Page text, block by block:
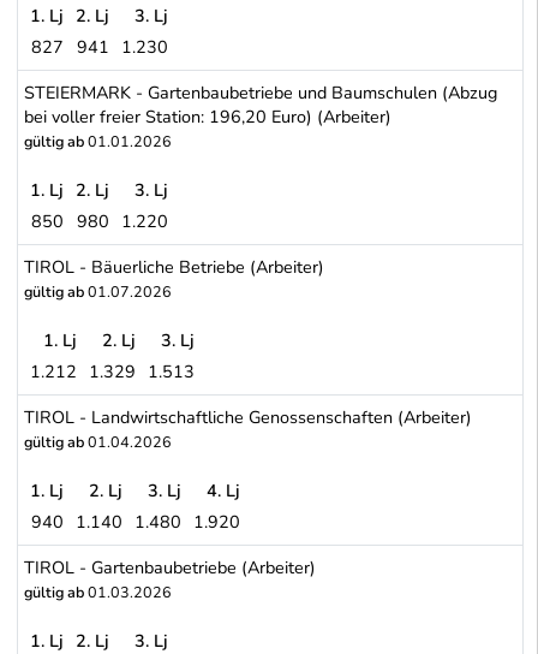
STEIERMARK - Landwirtschaftliche Gutsbetriebe und andere
1. Lj 2. Lj
3. Lj
827 941 1.230
STEIERMARK - Gartenbaubetriebe und Baumschulen (Abzug
bei voller freier Station: 196,20 Euro) (Arbeiter)
gültig ab01.01.2026
STEIERMARK - Gartenbaubetriebe und Baumschulen (Abzug
1. Lj 2. Lj
3. Lj
850 980 1.220
TIROL - Bäuerliche Betriebe (Arbeiter)
gültig ab01.07.2026
TIROL - Bäuerliche Betriebe (Arbeiter)
1. Lj 2. Lj
3. Lj
1.212 1.329 1.513
TIROL - Landwirtschaftliche Genossenschaften (Arbeiter)
gültig ab01.04.2026
TIROL - Landwirtschaftliche Genossenschaften (Arbeiter)
1. Lj 2. Lj 3. Lj
4. Lj
940 1.140 1.480 1.920
TIROL - Gartenbaubetriebe (Arbeiter)
gültig ab01.03.2026
1. Lj 2. Lj
3. Lj